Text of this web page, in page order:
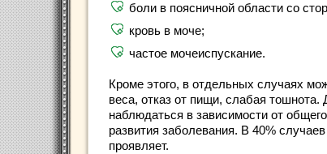
боли в поясничной области со
кровь в моче;
частое мочеиспускание.
Кроме этого, в отдельных случаях
веса, отказ от пищи, слабая
наблюдаться в зависимости от
развития заболевания. В 40%
проявляет.